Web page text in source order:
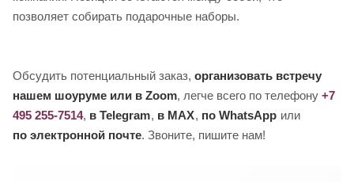
позволяет собирать подарочные наборы.
Обсудить потенциальный заказ, организовать встречу
нашем шоуруме или в Zoom, легче всего по телефону +7
495 255-7514, в Telegram, в MAX, по WhatsApp или
по электронной почте. Звоните, пишите нам!